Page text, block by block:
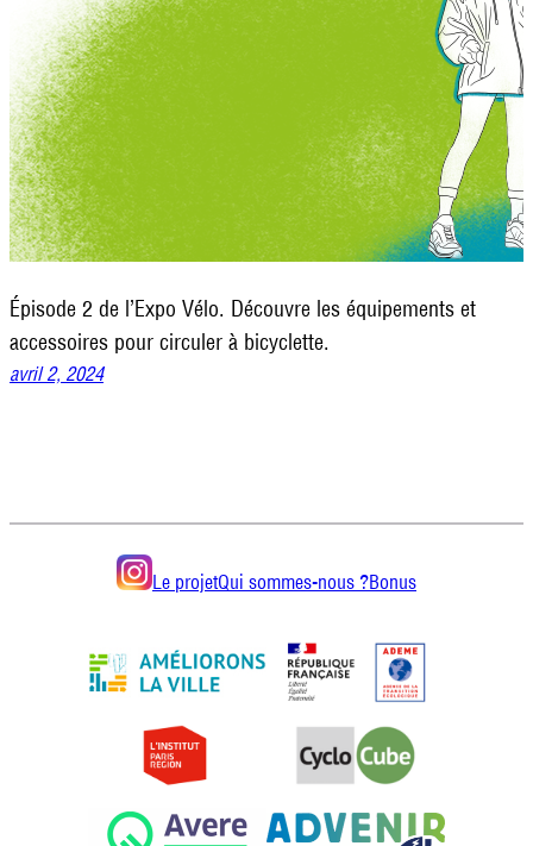
Épisode 2 de l’Expo Vélo. Découvre les équipements et
accessoires pour circuler à bicyclette.
avril 2, 2024
Le projetQui sommes-nous ?Bonus